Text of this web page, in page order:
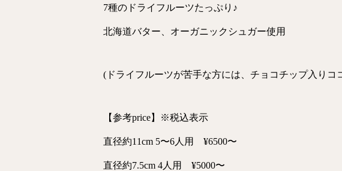
7種のドライフルーツたっぷり♪
北海道バター、オーガニックシュガー使用
(ドライフルーツが苦手な方には、チョコチップ入りコ
【参考price】※税込表示
直径約11cm 5〜6人用 ¥6500〜
直径約7.5cm 4人用 ¥5000〜